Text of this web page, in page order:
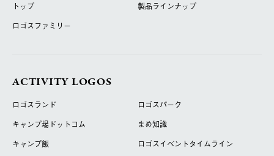
トップ
製品ラインナップ
ロゴスファミリー
ACTIVITY LOGOS
ロゴスランド
ロゴスパーク
キャンプ場ドットコム
まめ知識
キャンプ飯
ロゴスイベントタイムライン